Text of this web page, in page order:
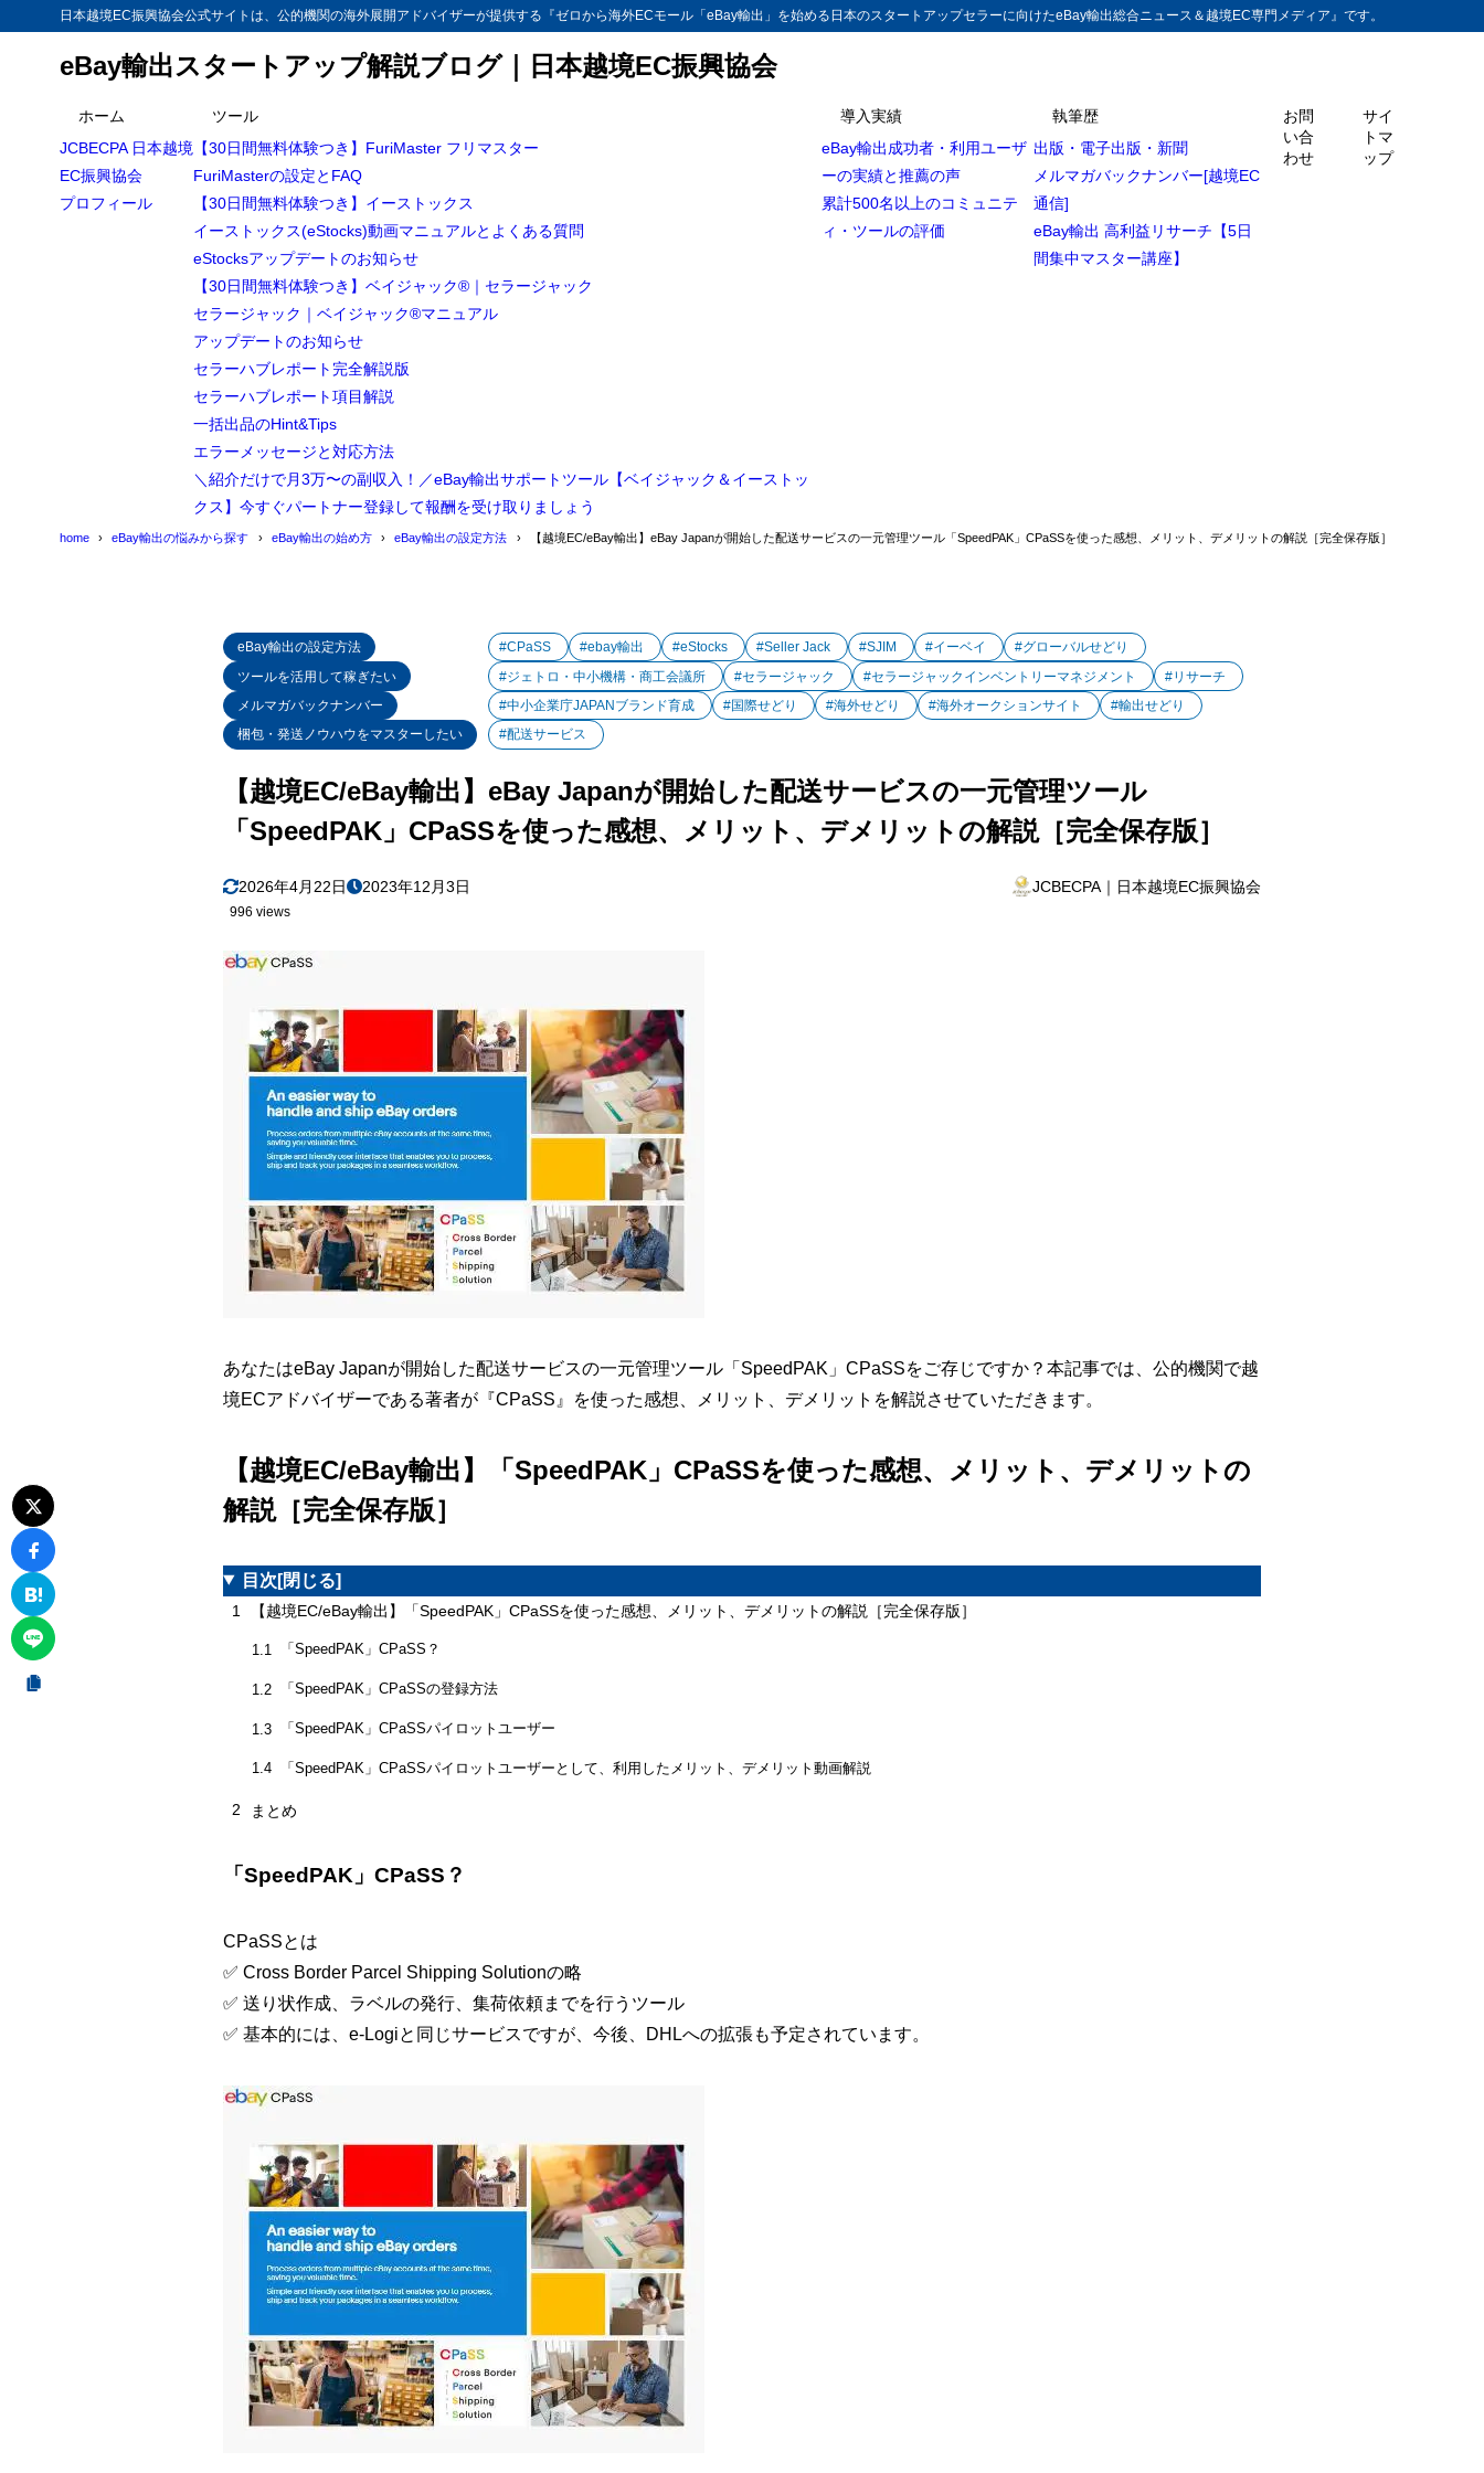
日本越境EC振興協会公式サイトは、公的機関の海外展開アドバイザーが提供する『ゼロから海外ECモール「eBay輸出」を始める日本のスタートアップセラーに向けたeBay輸出総合ニュース＆越境EC専門メディア』です。
eBay輸出スタートアップ解説ブログ｜日本越境EC振興協会
ホーム
JCBECPA 日本越境
EC振興協会
プロフィール
ツール
【30日間無料体験つき】FuriMaster フリマスター
FuriMasterの設定とFAQ
【30日間無料体験つき】イーストックス
イーストックス(eStocks)動画マニュアルとよくある質問
eStocksアップデートのお知らせ
【30日間無料体験つき】ベイジャック®｜セラージャック
セラージャック｜ベイジャック®マニュアル
アップデートのお知らせ
セラーハブレポート完全解説版
セラーハブレポート項目解説
一括出品のHint&Tips
エラーメッセージと対応方法
＼紹介だけで月3万〜の副収入！／eBay輸出サポートツール【ベイジャック＆イーストッ
クス】今すぐパートナー登録して報酬を受け取りましょう
導入実績
eBay輸出成功者・利用ユーザ
ーの実績と推薦の声
累計500名以上のコミュニテ
ィ・ツールの評価
執筆歴
出版・電子出版・新聞
メルマガバックナンバー[越境EC
通信]
eBay輸出 高利益リサーチ【5日
間集中マスター講座】
お問
い合
わせ
サイ
トマ
ップ
home eBay輸出の悩みから探す eBay輸出の始め方 eBay輸出の設定方法 【越境EC/eBay輸出】eBay Japanが開始した配送サービスの一元管理ツール「SpeedPAK」CPaSSを使った感想、メリット、デメリットの解説［完全保存版］
eBay輸出の設定方法
ツールを活用して稼ぎたい
メルマガバックナンバー
梱包・発送ノウハウをマスターしたい
#CPaSS #ebay輸出 #eStocks #Seller Jack #SJIM #イーベイ
#グローバルせどり
#ジェトロ・中小機構・商工会議所
#セラージャック #セラージャックインベントリーマネジメント
#リサーチ
#中小企業庁JAPANブランド育成
#国際せどり #海外せどり #海外オークションサイト
#輸出せどり
#配送サービス
【越境EC/eBay輸出】eBay Japanが開始した配送サービスの一元管理ツール
「SpeedPAK」CPaSSを使った感想、メリット、デメリットの解説［完全保存版］
2026年4月22日 2023年12月3日 JCBECPA｜日本越境EC振興協会
996 views
あなたはeBay Japanが開始した配送サービスの一元管理ツール「SpeedPAK」CPaSSをご存じですか？本記事では、公的機関で越
境ECアドバイザーである著者が『CPaSS』を使った感想、メリット、デメリットを解説させていただきます。
【越境EC/eBay輸出】「SpeedPAK」CPaSSを使った感想、メリット、デメリットの
解説［完全保存版］
目次 [閉じる]
1 【越境EC/eBay輸出】「SpeedPAK」CPaSSを使った感想、メリット、デメリットの解説［完全保存版］
1.1 「SpeedPAK」CPaSS？
1.2 「SpeedPAK」CPaSSの登録方法
1.3 「SpeedPAK」CPaSSパイロットユーザー
1.4 「SpeedPAK」CPaSSパイロットユーザーとして、利用したメリット、デメリット動画解説
2 まとめ
「SpeedPAK」CPaSS？
CPaSSとは
✅ Cross Border Parcel Shipping Solutionの略
✅ 送り状作成、ラベルの発行、集荷依頼までを行うツール
✅ 基本的には、e-Logiと同じサービスですが、今後、DHLへの拡張も予定されています。
目次
1
【越境EC/eBay輸出】「SpeedPAK」CPaSSを使った感想、メリット、デメリットの解説［完全保存
1.1 「SpeedPAK」CPaSS？
1.2
「SpeedPAK」CPaSSパイロットユーザー
2 まとめ